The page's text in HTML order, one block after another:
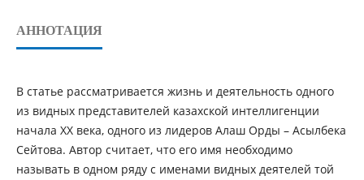
АННОТАЦИЯ
В статье рассматривается жизнь и деятельность одного
из видных представителей казахской интеллигенции
начала ХХ века, одного из лидеров Алаш Орды – Асылбека
Сейтова. Автор считает, что его имя необходимо
называть в одном ряду с именами видных деятелей той